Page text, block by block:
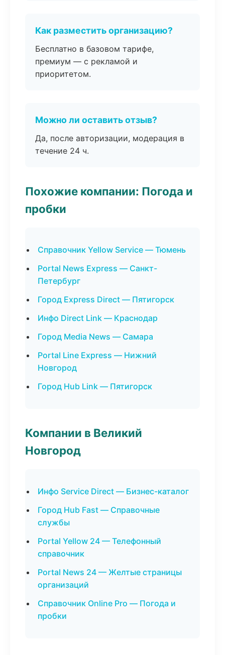
Как разместить организацию?
Бесплатно в базовом тарифе,
премиум — с рекламой и
приоритетом.
Можно ли оставить отзыв?
Да, после авторизации, модерация в
течение 24 ч.
Похожие компании: Погода и
пробки
Справочник Yellow Service — Тюмень
Portal News Express — Санкт-
Петербург
Город Express Direct — Пятигорск
Инфо Direct Link — Краснодар
Город Media News — Самара
Portal Line Express — Нижний
Новгород
Город Hub Link — Пятигорск
Компании в Великий
Новгород
Инфо Service Direct — Бизнес-каталог
Город Hub Fast — Справочные
службы
Portal Yellow 24 — Телефонный
справочник
Portal News 24 — Желтые страницы
организаций
Справочник Online Pro — Погода и
пробки